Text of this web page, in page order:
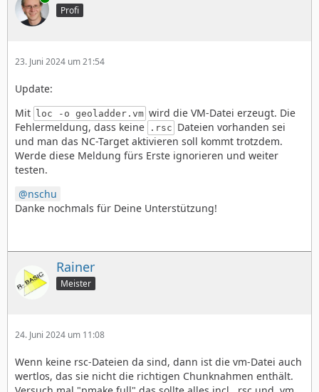
Profi
23. Juni 2024 um 21:54
Update:
Mit
loc -o geoladder.vm wird die VM-Datei erzeugt. Die
Fehlermeldung, dass keine
.rsc Dateien vorhanden sei
und man das NC-Target aktivieren soll kommt trotzdem.
Werde diese Meldung fürs Erste ignorieren und weiter
testen.
nschu
Danke nochmals für Deine Unterstützung!
Rainer
Meister
24. Juni 2024 um 11:08
Wenn keine rsc-Dateien da sind, dann ist die vm-Datei auch
wertlos, das sie nicht die richtigen Chunknahmen enthält.